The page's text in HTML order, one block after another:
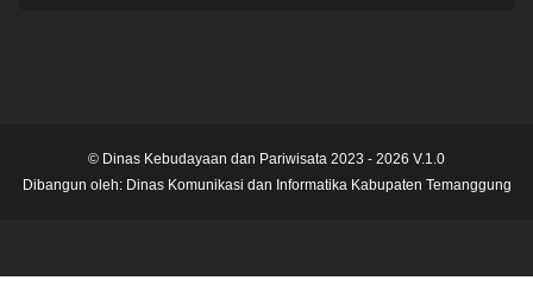
© Dinas Kebudayaan dan Pariwisata 2023 - 2026 V.1.0
Dibangun oleh: Dinas Komunikasi dan Informatika Kabupaten Temanggung